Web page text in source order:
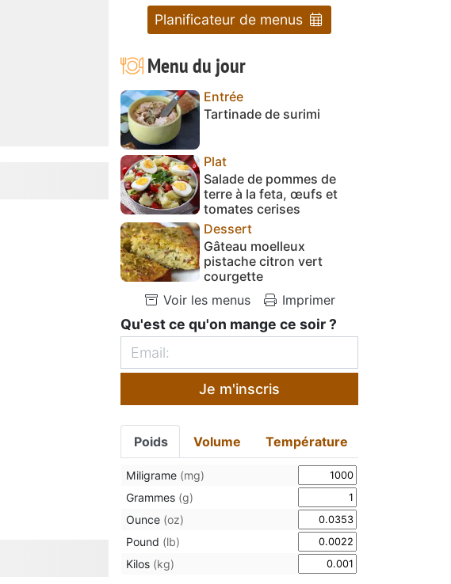
Planificateur de menus
Menu du jour
Entrée
Tartinade de surimi
Plat
Salade de pommes de
terre à la feta, œufs et
tomates cerises
Dessert
Gâteau moelleux
pistache citron vert
courgette
Voir les menus
Imprimer
Qu'est ce qu'on mange ce soir ?
Je m'inscris
Poids Volume Température
Miligrame (mg)
Grammes (g)
Ounce (oz)
Pound (lb)
Kilos (kg)